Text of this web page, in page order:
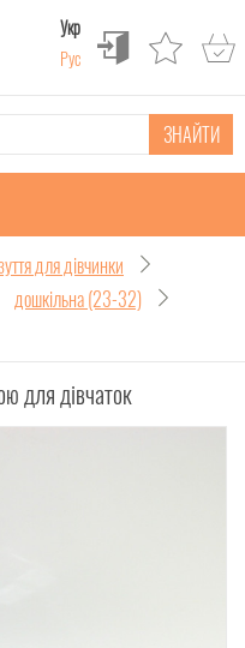
Укр
Рус
ЗНАЙТИ
для дівчинки
дошкільна (23-32)
для дівчаток